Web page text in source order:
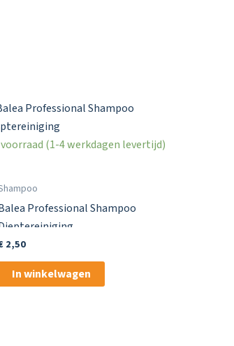
(1-4 werkdagen levertijd)
Professional Shampoo
2,50
In winkelwagen